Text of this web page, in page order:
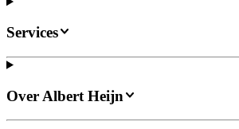
Services
Over Albert Heijn